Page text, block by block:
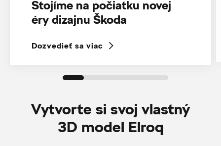
Stojíme na počiatku novej
éry dizajnu Škoda
Dozvedieť sa viac
Vytvorte si svoj vlastný
3D model Elroq